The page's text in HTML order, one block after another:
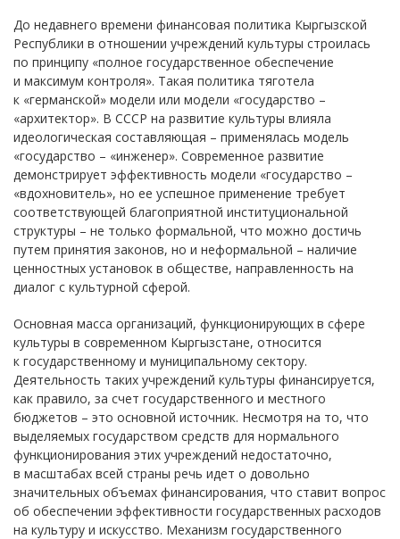
До недавнего времени финансовая политика Кыргызской
Республики в отношении учреждений культуры строилась
по принципу «полное государственное обеспечение
и максимум контроля». Такая политика тяготела
к «германской» модели или модели «государство –
«архитектор». В СССР на развитие культуры влияла
идеологическая составляющая – применялась модель
«государство – «инженер». Современное развитие
демонстрирует эффективность модели «государство –
«вдохновитель», но ее успешное применение требует
соответствующей благоприятной институциональной
структуры – не только формальной, что можно достичь
путем принятия законов, но и неформальной – наличие
ценностных установок в обществе, направленность на
диалог с культурной сферой.
Основная масса организаций, функционирующих в сфере
культуры в современном Кыргызстане, относится
к государственному и муниципальному сектору.
Деятельность таких учреждений культуры финансируется,
как правило, за счет государственного и местного
бюджетов – это основной источник. Несмотря на то, что
выделяемых государством средств для нормального
функционирования этих учреждений недостаточно,
в масштабах всей страны речь идет о довольно
значительных объемах финансирования, что ставит вопрос
об обеспечении эффективности государственных расходов
на культуру и искусство. Механизм государственного